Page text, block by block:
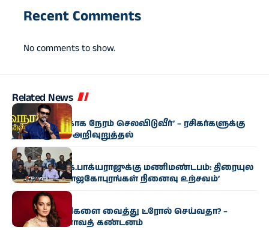
Recent Comments
No comments to show.
Related News
சினிமா
‘குடும்பத்துக்காக நேரம் செலவிடுவீர்’ – ரசிகர்களுக்கு
நடிகர் சூர்யா அறிவுறுத்தல்
சினிமா
பார​தி​ராஜா, கே.​பாக்​ய​ராஜுக்கு மணிமண்​டபம்: திரை​யுல​
கம் சார்பில் ‘ராஜகோபுரங்​கள் நினைவு உற்சவம்’
சினிமா
சினி​மா காட்​சிகளை வைத்து ட்ரோல் செய்​வ​தா? –
கங்கனா ரணாவத் கண்டனம்